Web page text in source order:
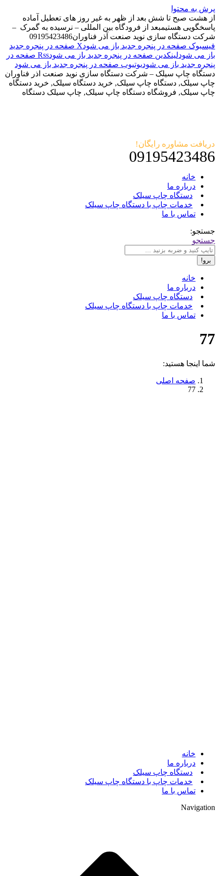
پرش به محتوا
از هشت صبح تا شش بعد از ظهر به غیر روز های تعطیل آماده
پاسخگویی هستیمبعد از فرودگاه بین المللی – نرسیده به گمرک –
شرکت دستگاه سازی نوید صنعت آذر فناوران09195423486
فیسبوک صفحه در پنجره جدید باز می شود
X صفحه در پنجره جدید
باز می شودلینکدین صفحه در پنجره جدید باز می شود
Rss صفحه در
پنجره جدید باز می شودیوتیوب صفحه در پنجره جدید باز می شود
دستگاه چاپ سیلک – شرکت دستگاه سازی نوید صنعت اذر فناوران
چاپ سیلک, دستگاه چاپ سیلک, خرید دستگاه سیلک, خرید دستگاه
چاپ سیلک, فروشگاه دستگاه چاپ سیلک, چاپ سیلک دستگاه
دریافت مشاوره رایگان!
09195423486
خانه
درباره ما
دستگاه چاپ سیلک
خدمات چاپ با دستگاه چاپ سیلک
تماس با ما
جستجو:
جستجو
خانه
درباره ما
دستگاه چاپ سیلک
خدمات چاپ با دستگاه چاپ سیلک
تماس با ما
77
شما اینجا هستید:
صفحه اصلی
77
خانه
درباره ما
دستگاه چاپ سیلک
خدمات چاپ با دستگاه چاپ سیلک
تماس با ما
Navigation